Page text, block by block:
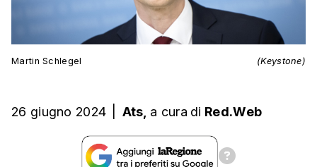
Martin Schlegel (Keystone)
26 giugno 2024 Ats, a cura di Red.Web